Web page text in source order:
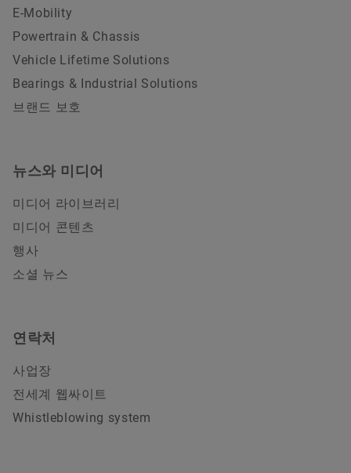
E-Mobility
Powertrain & Chassis
Vehicle Lifetime Solutions
Bearings & Industrial Solutions
브랜드 보호
뉴스와 미디어
미디어 라이브러리
미디어 콘텐츠
행사
소셜 뉴스
연락처
사업장
전세계 웹싸이트
Whistleblowing system